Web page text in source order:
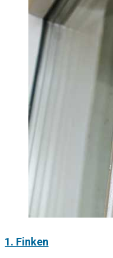
1. Finken